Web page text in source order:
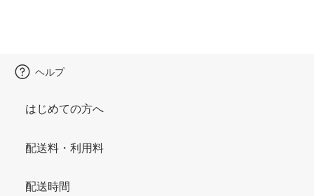
ヘルプ
はじめての方へ
配送料・利用料
配送時間